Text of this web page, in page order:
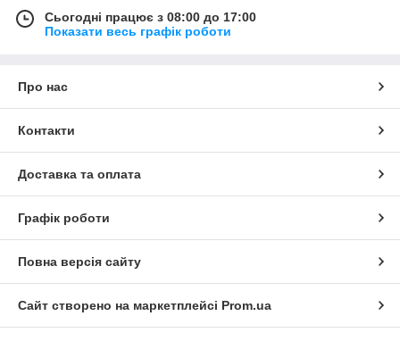
Сьогодні працює з 08:00 до 17:00
Показати весь графік роботи
Про нас
Контакти
Доставка та оплата
Графік роботи
Повна версія сайту
Сайт створено на маркетплейсі Prom.ua